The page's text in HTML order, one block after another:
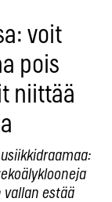
voit
pois
niittää
vallan estää